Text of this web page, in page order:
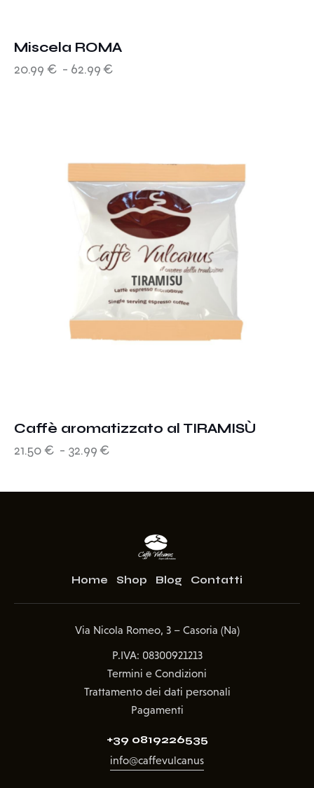
Miscela ROMA
20.99 € - 62.99 €
Caffè aromatizzato al TIRAMISÙ
21.50 € - 32.99 €
Home Shop Blog Contatti
Via Nicola Romeo, 3 – Casoria (Na)
P.IVA: 08300921213
Termini e Condizioni
Trattamento dei dati personali
Pagamenti
+39 0819226535
info@caffevulcanus